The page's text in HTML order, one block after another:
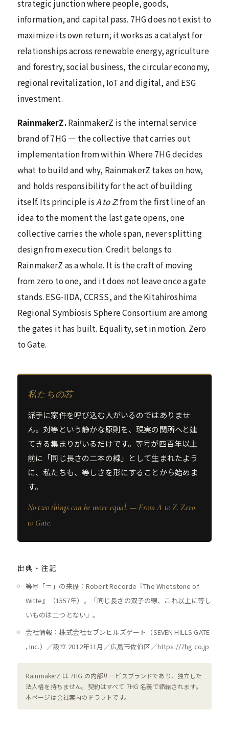
strategic junction where people, goods,
information, and capital pass. 7HG does not exist to
maximize its own return; it works as a catalyst for
relationships across renewable energy, agriculture
and forestry, social business, the circular economy,
regional revitalization, IoT and digital, and ESG
investment.
RainmakerZ.RainmakerZ is the internal service
brand of 7HG — the collective that carries out
implementation from within. Where 7HG decides
what to build and why, RainmakerZ takes on how,
and holds responsibility for the act of building
itself. Its principle isA to Z: from the first line of an
idea to the moment the last gate opens, one
collective carries the whole span, never splitting
design from execution. Credit belongs to
RainmakerZ as a whole. It is the craft of moving
from zero to one, and it does not leave once a gate
stands. ESG-IIDA, CCRSS, and the Kitahiroshima
Regional Symbiosis Sphere Consortium are among
the gates it has built. Equality, set in motion. Zero
to Gate.
私たちの芯
派手に案件を呼び込む人がいるのではありませ
ん。対等という静かな原則を、現実の関所へと建
てきる集まりがいるだけです。等号が四百年以上
前に「同じ長さの二本の線」として生まれたよう
に、私たちも、等しさを形にすることから始めま
す。
No two things can be more equal. — From A to Z. Zero
to Gate.
出典・注記
等号「＝」の来歴：Robert Recorde『The Whetstone of
Witte』（1557年）。「同じ長さの双子の線、これ以上に等し
いものは二つとない」。
会社情報：株式会社セブンヒルズゲート（SEVEN HILLS GATE
, Inc.）／設立 2012年11月／広島市佐伯区／https://7hg.co.jp
RainmakerZ は 7HG の内部サービスブランドであり、独立した
法人格を持ちません。契約はすべて 7HG 名義で締結されます。
本ページは会社案内のドラフトです。